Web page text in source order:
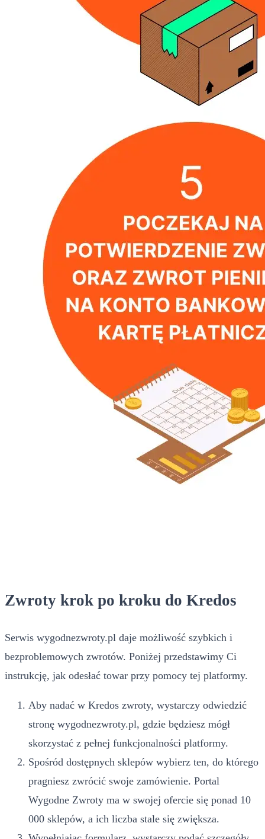
Zwroty krok po kroku do Kredos
Serwis wygodnezwroty.pl daje możliwość szybkich i
bezproblemowych zwrotów. Poniżej przedstawimy Ci
instrukcję, jak odesłać towar przy pomocy tej platformy.
Aby nadać w Kredos zwroty, wystarczy odwiedzić
stronę wygodnezwroty.pl, gdzie będziesz mógł
skorzystać z pełnej funkcjonalności platformy.
Spośród dostępnych sklepów wybierz ten, do którego
pragniesz zwrócić swoje zamówienie. Portal
Wygodne Zwroty ma w swojej ofercie się ponad 10
000 sklepów, a ich liczba stale się zwiększa.